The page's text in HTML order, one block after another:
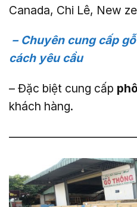
Canada, Chi Lê, New
– Chuyên cung cấp
cách yêu cầu
– Đặc biệt cung cấp
khách hàng.